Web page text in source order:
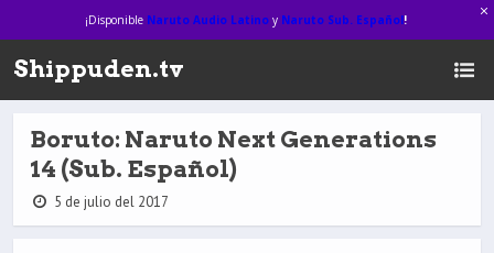
¡Disponible Naruto Audio Latinoy Naruto Sub. Español!
Shippuden.tv
Boruto: Naruto Next Generations
14 (Sub. Español)
5 de julio del 2017